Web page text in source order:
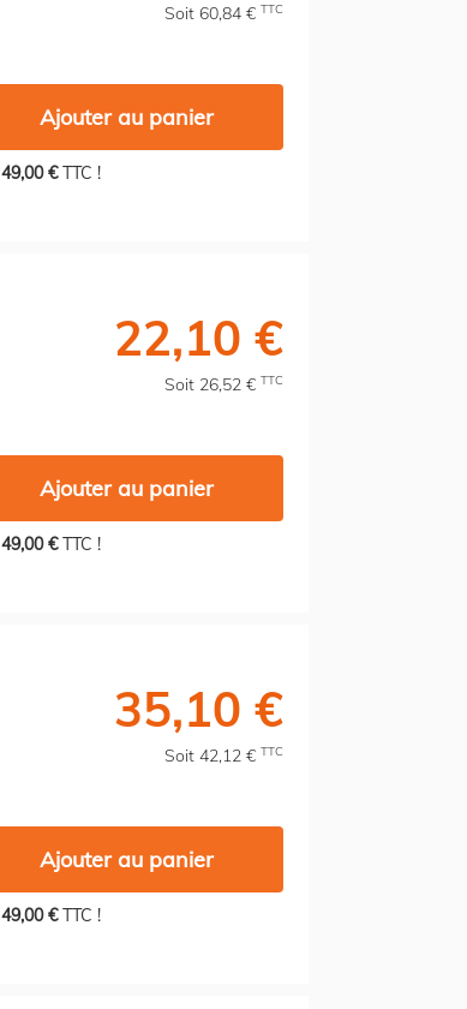
Soit 60,84 € TTC
Ajouter au panier
49,00 €TTC !
22,10 €
Soit 26,52 € TTC
Ajouter au panier
49,00 €TTC !
35,10 €
Soit 42,12 € TTC
Ajouter au panier
49,00 €TTC !